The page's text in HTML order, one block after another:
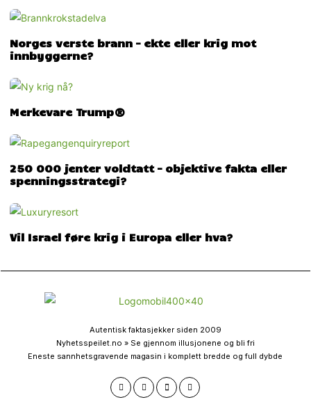
Norges verste brann – ekte eller krig mot
innbyggerne?
Merkevare Trump®
250 000 jenter voldtatt – objektive fakta eller
spenningsstrategi?
Vil Israel føre krig i Europa eller hva?
Autentisk faktasjekker siden 2009
Nyhetsspeilet.no » Se gjennom illusjonene og bli fri
Eneste sannhetsgravende magasin i komplett bredde og full dybde